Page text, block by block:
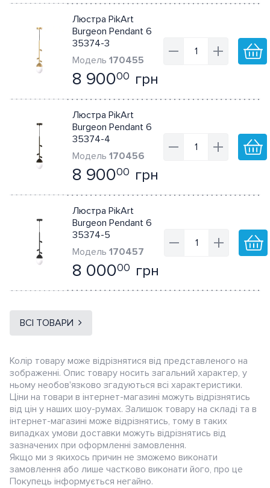
Люстра PikArt
Burgeon Pendant 6
35374-3
170455
8 90000 грн
Люстра PikArt
Burgeon Pendant 6
35374-4
170456
8 90000 грн
Люстра PikArt
Burgeon Pendant 6
35374-5
170457
8 00000 грн
ВСІ ТОВАРИ
Колір товару може відрізнятися від представленого на
зображенні. Опис товару носить загальний характер, у
ньому необов'язково згадуються всі характеристики.
Ціни на товари в інтернет-магазині можуть відрізнятись
від цін у наших шоу-румах. Залишок товару на складі та в
інтернет-магазині може відрізнятись, тому в таких
випадках умови доставки можуть відрізнятись від
зазначених при оформленні замовлення.
Якщо ми з якихось причин не зможемо виконати
замовлення або лише частково виконати його, про це
Покупець інформується негайно.